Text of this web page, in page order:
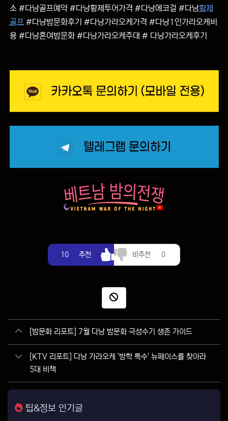
소 #다낭골프예약 #다낭황제투어가격 #다낭에코걸 #다낭황제
골프#다낭밤문화후기 #다낭가라오케가격 #다낭1인가라오케비
용 #다낭혼여밤문화 #다낭가라오케주대 # 다낭가라오케후기
10 추천 추천 비추천 0
비추천
신고
관련자료[밤문화 리포트] 7월 다낭 밤문화 극성수기 생존 가이드
[KTV 리포트] 다낭 가라오케 '방학 특수' 뉴페이스를 찾아라
5대 비책
팁&정보 인기글